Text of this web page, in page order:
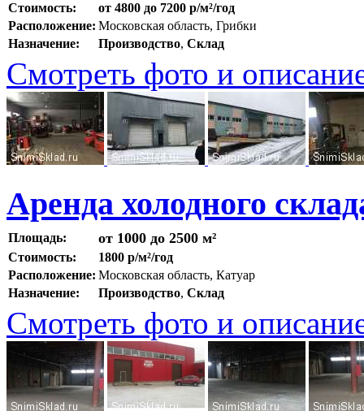
Стоимость:
от 4800 до 7200 р/м²/год
Расположение: Московская область, Грибки
Назначение:
Производство, Склад
Смотреть фото и
Аренда холодного
Площадь: от 1000 до 2500 м²
Стоимость:
1800 р/м²/год
Расположение: Московская область, Катуар
Назначение:
Производство, Склад
Смотреть фото и